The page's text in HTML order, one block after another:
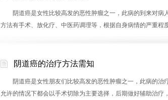
阴道癌是女性比较高发的恶性肿瘤之一，此病的到来对病
方法有手术、放化疗、中医药调理等，根据自身病情的严重程
阴道癌的治疗方法需知
阴道癌是女性朋友们比较高发的恶性肿瘤之一，此病的治
允许的情况下都会以手术切除为主要选择，后期做好辅助治疗